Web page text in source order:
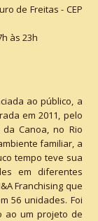
de Freitas - CEP
às 23h
ao público, a
em 2011, pelo
Canoa, no Rio
familiar, a
tempo teve sua
em diferentes
Franchising que
56 unidades. Foi
ao um projeto de